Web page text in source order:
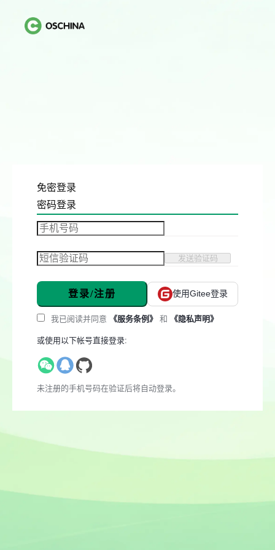
免密登录
密码登录
发送验证码
登录/注册 使用Gitee登录
我已阅读并同意 《服务条例》 和 《隐私声明》
或使用以下帐号直接登录:
未注册的手机号码在验证后将自动登录。